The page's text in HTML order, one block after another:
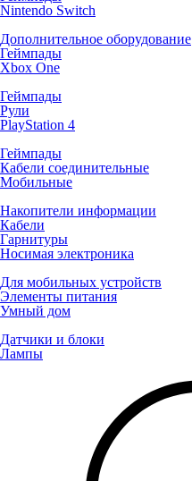
Nintendo Switch
Дополнительное оборудование
Геймпады
Xbox One
Геймпады
Рули
PlayStation 4
Геймпады
Кабели соединительные
Мобильные
Накопители информации
Кабели
Гарнитуры
Носимая электроника
Для мобильных устройств
Элементы питания
Умный дом
Датчики и блоки
Лампы